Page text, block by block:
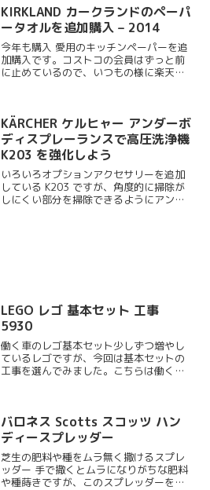
付きますし場所もほとんど一緒です。シ
ェラトンはいつも案内が来...
KIRKLAND カークランドのペーパ
ータオルを追加購入 – 2014
今年も購入 愛用のキッチンペーパーを追
加購入です。コストコの会員はずっと前
に止めているので、いつもの様に楽天で
っている気がします。
KÄRCHER ケルヒャー アンダーボ
ディスプレーランスで高圧洗浄機
K203 を強化しよう
いろいろオプションアクセサリーを追加
している K203 ですが、角度的に掃除が
しにくい部分を掃除できるようにアンダ
LEGO レゴ 基本セット 工事
5930
働く車のレゴ基本セット少しずつ増やし
ているレゴですが、今回は基本セットの
工事を選んでみました。こちらは働く車
バロネス Scotts スコッツ ハン
ディースプレッダー
芝生の肥料や種をムラ無く撒けるスプレ
ッダー 手で撒くとムラになりがちな肥料
や種蒔きですが、このスプレッダーを使